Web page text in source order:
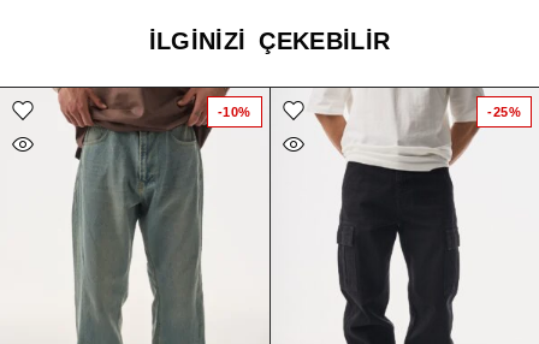
İLGINIZI ÇEKEBILIR
-10% -25%